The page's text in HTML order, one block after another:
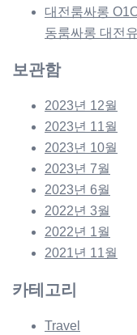
대전룸싸롱
동룸싸롱 대전
보관함
2023년 12월
2023년 11월
2023년 10월
2023년 7월
2023년 6월
2022년 3월
2022년 1월
2021년 11월
카테고리
Travel